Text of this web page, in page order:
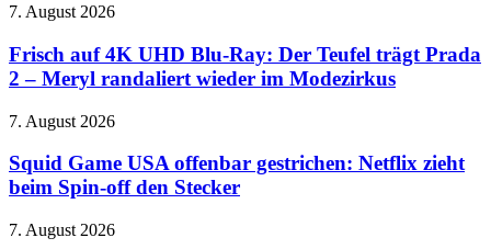
–
ordnet
Änderungen
Facebook
Instagram
an
Frisch
4K
UHD
Blu-
Der
trägt
Prada
–
7. August 2026
Frisch auf 4K UHD Blu-Ray: Der Teufel trägt Prada
2 – Meryl randaliert wieder im Modezirkus
Squid
USA
offenbar
gestrichen:
zieht
7. August 2026
Squid Game USA offenbar gestrichen: Netflix zieht
beim Spin-off den Stecker
Wonderland
7. August 2026